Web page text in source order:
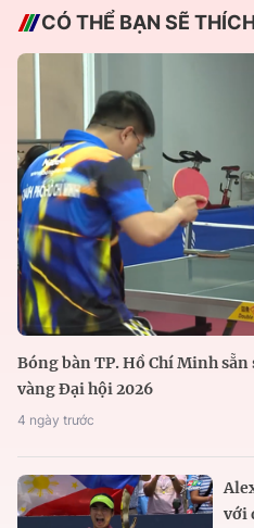
CÓ THỂ BẠN SẼ
Bóng bàn TP. Hồ Chí Minh
vàng Đại hội 2026
4 ngày trước
với